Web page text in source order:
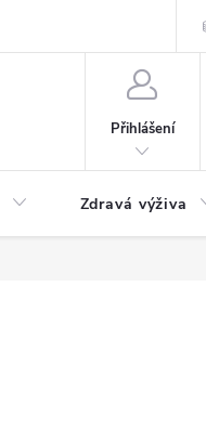
Přihlášení
Zdravá výživa